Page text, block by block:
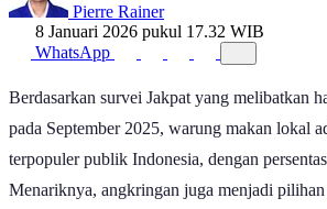
Pierre Rainer
8 Januari 2026 pukul 17.32 WIB
WhatsApp
Berdasarkan survei Jakpat yang melibatkan
pada September 2025, warung makan lokal
terpopuler publik Indonesia, dengan
Menariknya, angkringan juga menjadi